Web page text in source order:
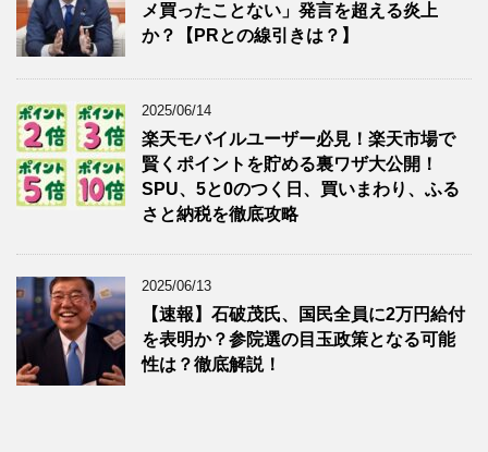
メ買ったことない」発言を超える炎上
か？【PRとの線引きは？】
2025/06/14
楽天モバイルユーザー必見！楽天市場で
賢くポイントを貯める裏ワザ大公開！
SPU、5と0のつく日、買いまわり、ふる
さと納税を徹底攻略
2025/06/13
【速報】石破茂氏、国民全員に2万円給付
を表明か？参院選の目玉政策となる可能
性は？徹底解説！